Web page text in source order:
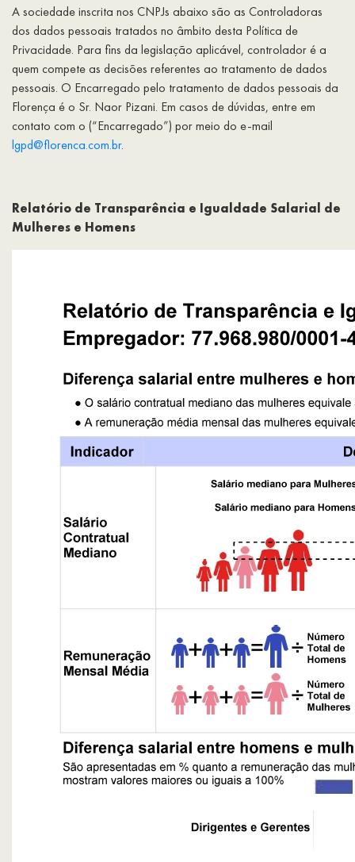
A sociedade inscrita nos CNPJs abaixo são as Controladoras
dos dados pessoais tratados no âmbito desta Política de
Privacidade. Para fins da legislação aplicável, controlador é a
quem compete as decisões referentes ao tratamento de dados
pessoais. O Encarregado pelo tratamento de dados pessoais da
Florença é o Sr. Naor Pizani. Em casos de dúvidas, entre em
contato com o (“Encarregado”) por meio do e-mail
lgpd@florenca.com.br.
Relatório de Transparência e Igualdade Salarial de
Mulheres e Homens